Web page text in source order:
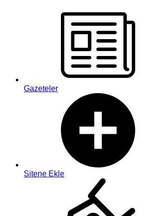
Gazeteler
Sitene Ekle